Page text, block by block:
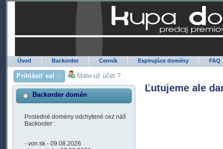
Úvod Backorder Cenník Expirujúce domény FAQ
Prihlásiť sa! Máte už účet ?
Backorder domén
Posledné domény odchytené cez náš
Backorder :
- von.sk - 09.08.2026
Ľutujeme ale